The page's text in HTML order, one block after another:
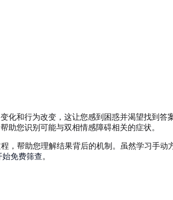
化和行为改变，这让您感到困惑并渴望找到答
助您识别可能与双相情感障碍相关的症状。
，帮助您理解结果背后的机制。虽然学习手
始免费筛查。